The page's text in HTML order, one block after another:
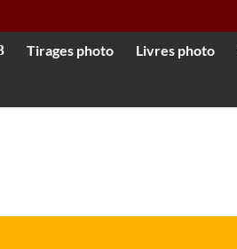
Tirages photo Livres photo